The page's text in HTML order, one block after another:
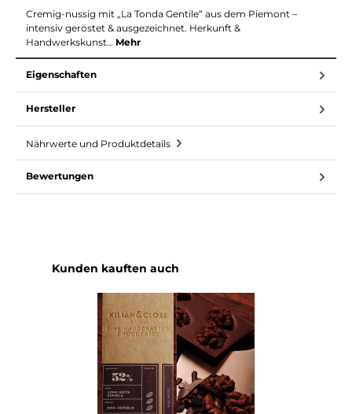
Cremig-nussig mit „La Tonda Gentile“ aus dem Piemont –
intensiv geröstet & ausgezeichnet. Herkunft &
Handwerkskunst… Mehr
Eigenschaften
Hersteller
Nährwerte und Produktdetails
Bewertungen
Produktgalerie überspringen
Kunden kauften auch